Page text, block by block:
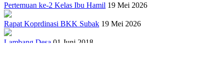
Pertemuan ke-2 Kelas Ibu Hamil 19 Mei 2026
Rapat Koprdinasi BKK Subak 19 Mei 2026
Lambang Desa 01 Juni 2018